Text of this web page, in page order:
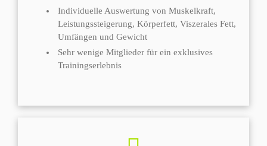
Individuelle Auswertung von Muskelkraft,
Leistungssteigerung, Körperfett, Viszerales Fett,
Umfängen und Gewicht
Sehr wenige Mitglieder für ein exklusives
Trainingserlebnis